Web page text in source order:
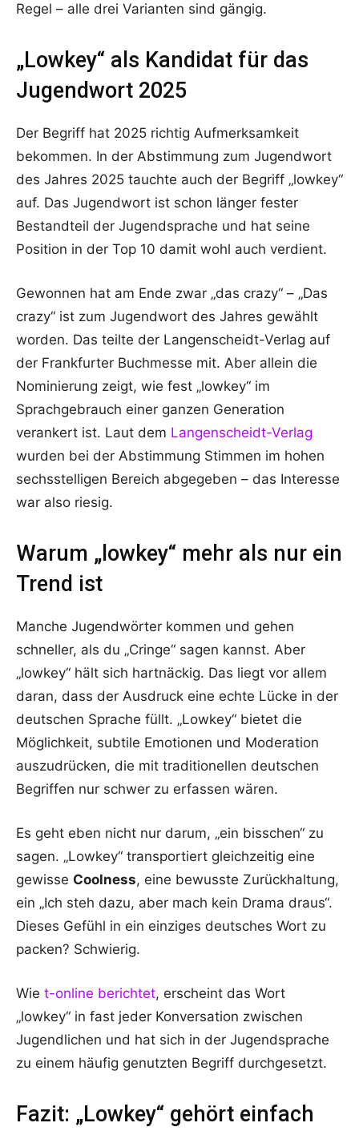
Regel – alle drei Varianten sind gängig.
„Lowkey“ als Kandidat für das
Jugendwort 2025
Der Begriff hat 2025 richtig Aufmerksamkeit
bekommen. In der Abstimmung zum Jugendwort
des Jahres 2025 tauchte auch der Begriff „lowkey“
auf. Das Jugendwort ist schon länger fester
Bestandteil der Jugendsprache und hat seine
Position in der Top 10 damit wohl auch verdient.
Gewonnen hat am Ende zwar „das crazy“ – „Das
crazy“ ist zum Jugendwort des Jahres gewählt
worden. Das teilte der Langenscheidt-Verlag auf
der Frankfurter Buchmesse mit. Aber allein die
Nominierung zeigt, wie fest „lowkey“ im
Sprachgebrauch einer ganzen Generation
verankert ist. Laut dem Langenscheidt-Verlag
wurden bei der Abstimmung Stimmen im hohen
sechsstelligen Bereich abgegeben – das Interesse
war also riesig.
Warum „lowkey“ mehr als nur ein
Trend ist
Manche Jugendwörter kommen und gehen
schneller, als du „Cringe“ sagen kannst. Aber
„lowkey“ hält sich hartnäckig. Das liegt vor allem
daran, dass der Ausdruck eine echte Lücke in der
deutschen Sprache füllt. „Lowkey“ bietet die
Möglichkeit, subtile Emotionen und Moderation
auszudrücken, die mit traditionellen deutschen
Begriffen nur schwer zu erfassen wären.
Es geht eben nicht nur darum, „ein bisschen“ zu
sagen. „Lowkey“ transportiert gleichzeitig eine
gewisse Coolness, eine bewusste Zurückhaltung,
ein „Ich steh dazu, aber mach kein Drama draus“.
Dieses Gefühl in ein einziges deutsches Wort zu
packen? Schwierig.
Wie t-online berichtet, erscheint das Wort
„lowkey“ in fast jeder Konversation zwischen
Jugendlichen und hat sich in der Jugendsprache
zu einem häufig genutzten Begriff durchgesetzt.
Fazit: „Lowkey“ gehört einfach